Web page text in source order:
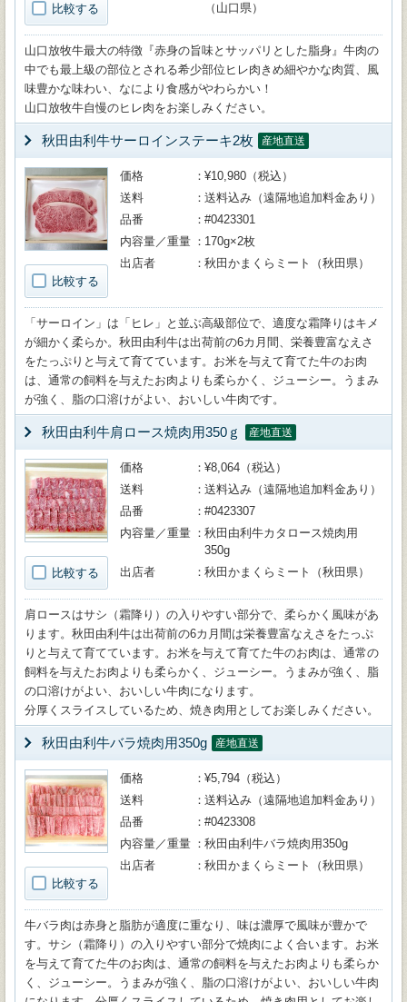
比較する
（山口県）
山口放牧牛最大の特徴『赤身の旨味とサッパリとした脂身』牛肉の
中でも最上級の部位とされる希少部位ヒレ肉きめ細やかな肉質、風
味豊かな味わい、なにより食感がやわらかい！
山口放牧牛自慢のヒレ肉をお楽しみください。
秋田由利牛サーロインステーキ2枚 産地直送
比較する
価格
¥10,980（税込）
送料
送料込み（遠隔地追加料金あり）
品番
#0423301
内容量／重量
170g×2枚
出店者
秋田かまくらミート（秋田県）
「サーロイン」は「ヒレ」と並ぶ高級部位で、適度な霜降りはキメ
が細かく柔らか。秋田由利牛は出荷前の6カ月間、栄養豊富なえさ
をたっぷりと与えて育てています。お米を与えて育てた牛のお肉
は、通常の飼料を与えたお肉よりも柔らかく、ジューシー。うまみ
が強く、脂の口溶けがよい、おいしい牛肉です。
秋田由利牛肩ロース焼肉用350ｇ 産地直送
比較する
価格
¥8,064（税込）
送料
送料込み（遠隔地追加料金あり）
品番
#0423307
内容量／重量
秋田由利牛カタロース焼肉用
350g
出店者
秋田かまくらミート（秋田県）
肩ロースはサシ（霜降り）の入りやすい部分で、柔らかく風味があ
ります。秋田由利牛は出荷前の6カ月間は栄養豊富なえさをたっぷ
りと与えて育てています。お米を与えて育てた牛のお肉は、通常の
飼料を与えたお肉よりも柔らかく、ジューシー。うまみが強く、脂
の口溶けがよい、おいしい牛肉になります。
分厚くスライスしているため、焼き肉用としてお楽しみください。
秋田由利牛バラ焼肉用350g 産地直送
比較する
価格
¥5,794（税込）
送料
送料込み（遠隔地追加料金あり）
品番
#0423308
内容量／重量
秋田由利牛バラ焼肉用350g
出店者
秋田かまくらミート（秋田県）
牛バラ肉は赤身と脂肪が適度に重なり、味は濃厚で風味が豊かで
す。サシ（霜降り）の入りやすい部分で焼肉によく合います。お米
を与えて育てた牛のお肉は、通常の飼料を与えたお肉よりも柔らか
く、ジューシー。うまみが強く、脂の口溶けがよい、おいしい牛肉